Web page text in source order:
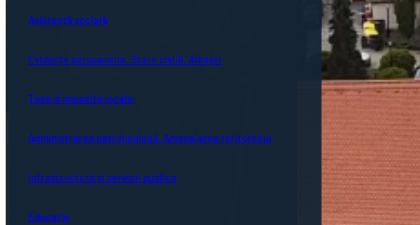
Asistență socială
Evidența persoanelor. Stare civilă. Alegeri
Taxe și impozite locale
Administrarea patrimoniului. Amenajarea teritoriului
Infrastructură și servicii publice
Educație